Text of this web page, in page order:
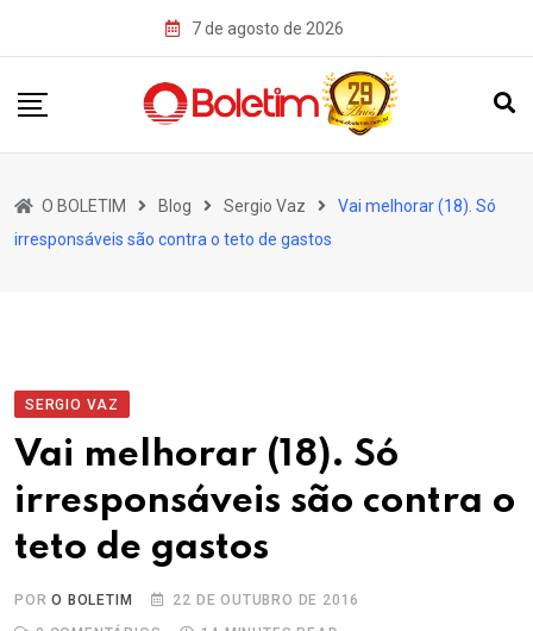
7 de agosto de 2026
O BOLETIM Blog Sergio Vaz
Vai melhorar (18). Só
irresponsáveis são contra o teto de gastos
SERGIO VAZ
Vai melhorar (18). Só
irresponsáveis são contra o
teto de gastos
PORO BOLETIM
22 DE OUTUBRO DE 2016